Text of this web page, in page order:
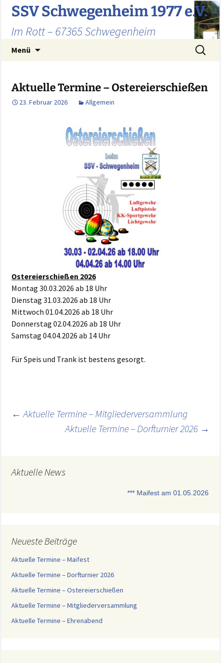
Zum
Inhalt
springen
SSV Schwegenheim 1977 e.V.
Im Rott – 67365 Schwegenheim
Menü
Suchen
nach:
Aktuelle Termine – Ostereierschießen
23. Februar 2026 Allgemein
Ostereierschießen 2026
Montag 30.03.2026 ab 18 Uhr
Dienstag 31.03.2026 ab 18 Uhr
Mittwoch 01.04.2026 ab 18 Uhr
Donnerstag 02.04.2026 ab 18 Uhr
Samstag 04.04.2026 ab 14 Uhr
Für Speis und Trank ist bestens gesorgt.
Beitragsnavigation
← Aktuelle Termine – Mitgliederversammlung
Aktuelle Termine – Dorfturnier 2026 →
Aktuelle News
*** Maifest am 01.05.2026
Neueste Beiträge
Aktuelle Termine – Maifest
Aktuelle Termine – Dorfturnier 2026
Aktuelle Termine – Ostereierschießen
Aktuelle Termine – Mitgliederversammlung
Aktuelle Termine – Ehrenabend